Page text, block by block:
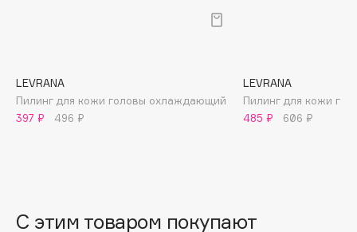
Balmain Hair Couture
Banderas
Beautyblades
НОВИНКА
LEVRANA
Пилинг для кожи головы охлаждающий
397 ₽
496 ₽
LEVRANA
Пилинг для кожи
485 ₽
606 ₽
С этим товаром покупают